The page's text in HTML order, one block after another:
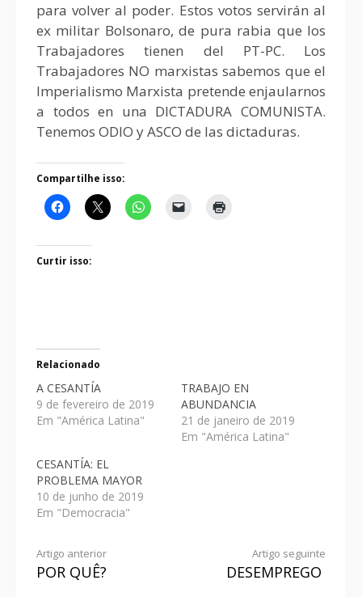
para volver al poder. Estos votos servirán al
ex militar Bolsonaro, de pura rabia que los
Trabajadores tienen del PT-PC. Los
Trabajadores NO marxistas sabemos que el
Imperialismo Marxista pretende enjaularnos
a todos en una DICTADURA COMUNISTA.
Tenemos ODIO y ASCO de las dictaduras.
Compartilhe isso:
Curtir isso:
Relacionado
A CESANTÍA
9 de fevereiro de 2019
Em "América Latina"
TRABAJO EN
ABUNDANCIA
21 de janeiro de 2019
Em "América Latina"
CESANTÍA: EL
PROBLEMA MAYOR
10 de junho de 2019
Em "Democracia"
Artigo anterior
POR QUÊ?
Artigo seguinte
DESEMPREGO